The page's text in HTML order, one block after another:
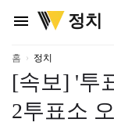
menu
위
키
정치
홈 정치
[속보] '투
2투표소